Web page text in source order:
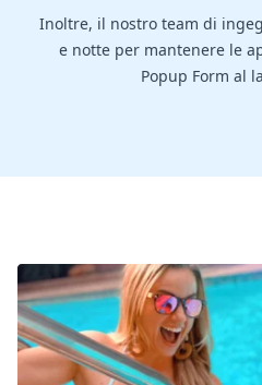
Inoltre, il nostro team di
e notte per mantenere le
Popup Form al